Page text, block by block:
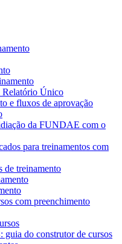
Relatório Único
e fluxos de aprovação
da FUNDAE com o
para treinamentos com
de treinamento
com preenchimento
do construtor de cursos